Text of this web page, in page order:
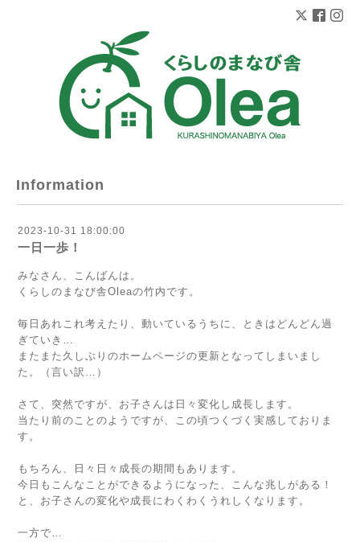
Information
2023-10-31 18:00:00
一日一歩！
みなさん、こんばんは。
くらしのまなび舎Oleaの竹内です。
毎日あれこれ考えたり、動いているうちに、ときはどんどん過
ぎていき…
またまた久しぶりのホームページの更新となってしまいまし
た。（言い訳…）
さて、突然ですが、お子さんは日々変化し成長します。
当たり前のことのようですが、この頃つくづく実感しておりま
す。
もちろん、日々日々成長の期間もあります。
今日もこんなことができるようになった、こんな兆しがある！
と、お子さんの変化や成長にわくわくうれしくなります。
一方で…